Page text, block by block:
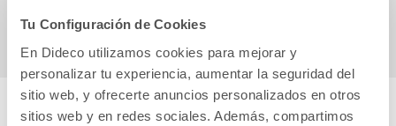
Tu Configuración de Cookies
En Dideco utilizamos cookies para mejorar y
personalizar tu experiencia, aumentar la seguridad del
sitio web, y ofrecerte anuncios personalizados en otros
sitios web y en redes sociales. Además, compartimos